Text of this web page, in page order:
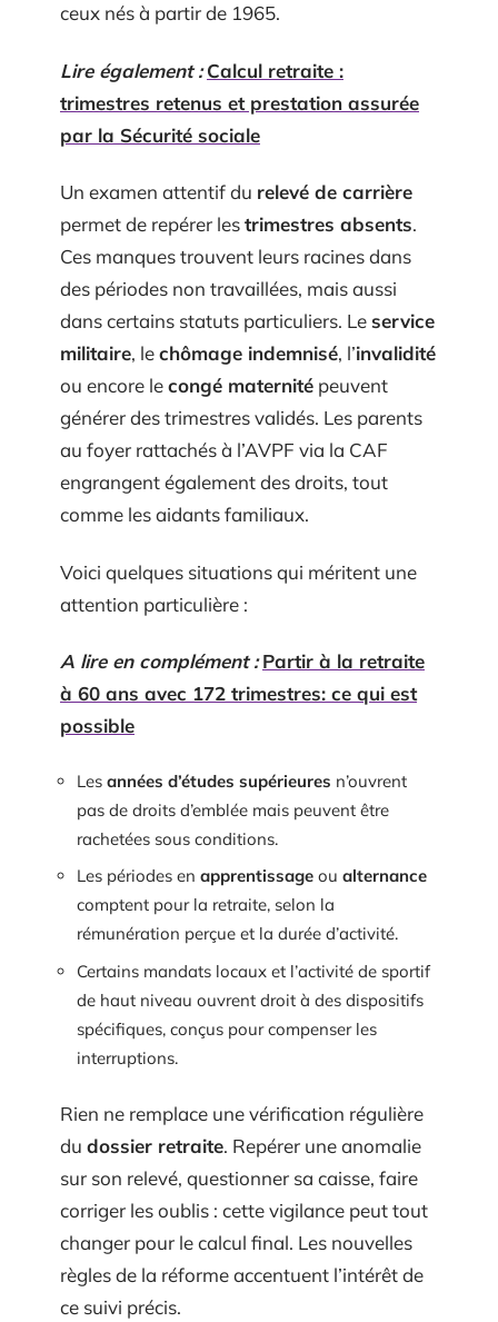
ceux nés à partir de 1965.
Lire également : Calcul retraite :
trimestres retenus et prestation assurée
par la Sécurité sociale
Un examen attentif du relevé de carrière
permet de repérer lestrimestres absents.
Ces manques trouvent leurs racines dans
des périodes non travaillées, mais aussi
dans certains statuts particuliers. Leservice
militaire, lechômage indemnisé, l’invalidité
ou encore lecongé maternité peuvent
générer des trimestres validés. Les parents
au foyer rattachés à l’AVPF via la CAF
engrangent également des droits, tout
comme les aidants familiaux.
Voici quelques situations qui méritent une
attention particulière :
A lire en complément : Partir à la retraite
à 60 ans avec 172 trimestres: ce qui est
possible
Les années d’études supérieures n’ouvrent
pas de droits d’emblée mais peuvent être
rachetées sous conditions.
Les périodes en apprentissage ou alternance
comptent pour la retraite, selon la
rémunération perçue et la durée d’activité.
Certains mandats locaux et l’activité de sportif
de haut niveau ouvrent droit à des dispositifs
spécifiques, conçus pour compenser les
interruptions.
Rien ne remplace une vérification régulière
du dossier retraite. Repérer une anomalie
sur son relevé, questionner sa caisse, faire
corriger les oublis : cette vigilance peut tout
changer pour le calcul final. Les nouvelles
règles de la réforme accentuent l’intérêt de
ce suivi précis.